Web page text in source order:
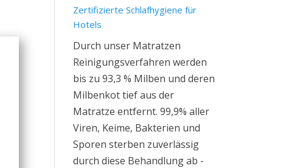
Zertifizierte Schlafhygiene für
Hotels
Durch unser Matratzen
Reinigungsverfahren werden
bis zu 93,3 % Milben und deren
Milbenkot tief aus der
Matratze entfernt. 99,9% aller
Viren, Keime, Bakterien und
Sporen sterben zuverlässig
durch diese Behandlung ab -